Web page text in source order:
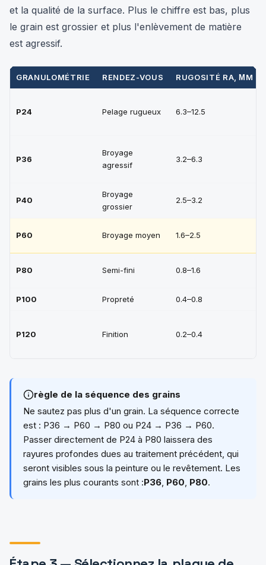
et la qualité de la surface. Plus le chiffre est bas, plus
le grain est grossier et plus l'enlèvement de matière
est agressif.
GRANULOMÉTRIE RENDEZ-VOUS RUGOSITÉ RA, ΜM
P24 Pelage rugueux 6.3–12.5
P36
Broyage
agressif
3.2–6.3
P40
Broyage
grossier
2.5–3.2
P60 Broyage moyen 1.6–2.5
P80 Semi-fini 0.8–1.6
P100 Propreté 0.4–0.8
P120 Finition 0.2–0.4
règle de la séquence des grains
Ne sautez pas plus d'un grain. La séquence correcte
est : P36 → P60 → P80 ou P24 → P36 → P60.
Passer directement de P24 à P80 laissera des
rayures profondes dues au traitement précédent, qui
seront visibles sous la peinture ou le revêtement. Les
grains les plus courants sont :P36, P60, P80.